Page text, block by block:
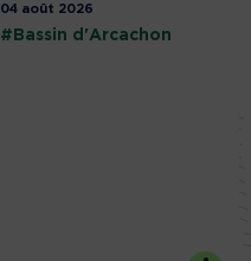
04 août 2026
#Bassin d'Arcachon